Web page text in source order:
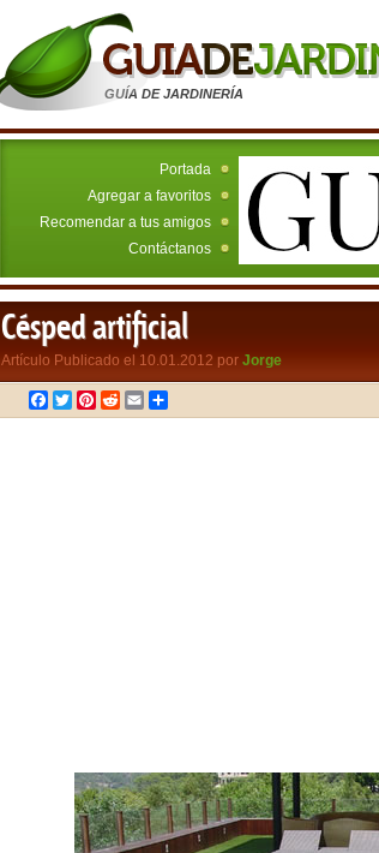
GUÍA DE JARDINERÍA
Portada
Agregar a favoritos
Recomendar a tus amigos
Contáctanos
Césped artificial
Artículo Publicado el 10.01.2012 por Jorge
Facebook
TwitterPinterest
RedditEmail